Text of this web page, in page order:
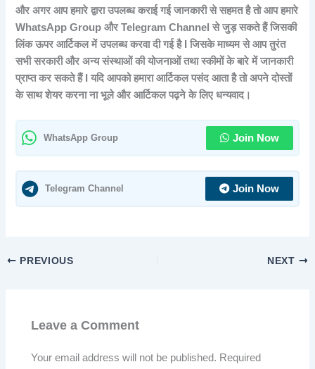
और अगर आप हमारे द्वारा उपलब्ध कराई गई जानकारी से सहमत है तो आप हमारे
WhatsApp Group और Telegram Channel से जुड़ सकते हैं जिसकी
लिंक ऊपर आर्टिकल में उपलब्ध करवा दी गई है I जिसके माध्यम से आप तुरंत
सभी सरकारी और अन्य संस्थाओं की योजनाओं तथा स्कीमों के बारे में जानकारी
प्राप्त कर सकते हैं I यदि आपको हमारा आर्टिकल पसंद आता है तो अपने दोस्तों
के साथ शेयर करना ना भूले और आर्टिकल पढ़ने के लिए धन्यवाद।
WhatsApp Group Join Now
Telegram Channel Join Now
PREVIOUS NEXT
Leave a Comment
Your email address will not be published. Required